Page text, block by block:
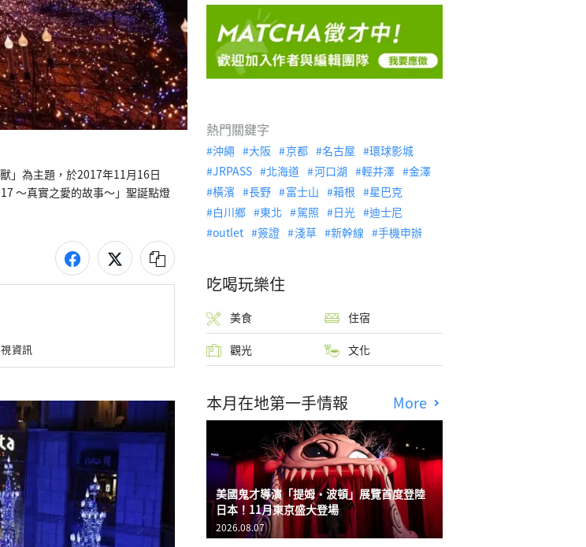
」為主題，於2017年11月16日
～真實之愛的故事～」聖誕點燈
資訊
熱門關鍵字
沖繩 大阪 京都 名古屋
環球影城
JRPASS
北海道 河口湖 輕井澤
金澤
橫濱
長野 富士山 箱根
星巴克
白川鄉
東北 駕照 日光
迪士尼
outlet
簽證 淺草 新幹線 手機申辦
吃喝玩樂住
美食 住宿
觀光 文化
本月在地第一手情報 More
美國鬼才導演「提姆・波頓」展覽首度登陸
日本！11月東京盛大登場
2026.08.07